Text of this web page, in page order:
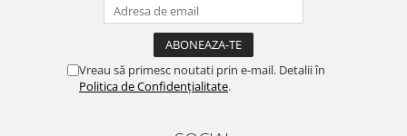
Vreau să primesc noutati prin e-mail. Detalii în
Politica de Confidențialitate.